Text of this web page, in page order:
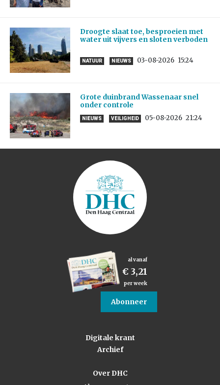
Droogte slaat toe, besproeien met
water uit vijvers en sloten verboden
NATUUR NIEUWS 03-08-2026 15:24
Grote duinbrand Wassenaar snel
onder controle
NIEUWS VEILIGHEID 05-08-2026 21:24
al vanaf
€ 3,21
per week
Abonneer
Digitale krant
Archief
Over DHC